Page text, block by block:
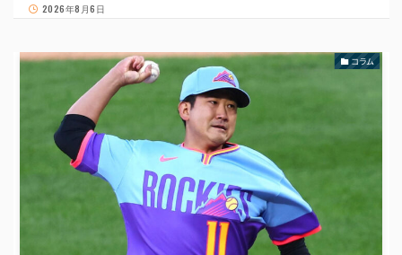
2026年8月6日
コラム